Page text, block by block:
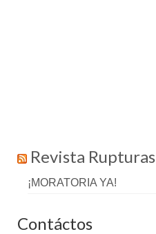
Revista Rupturas
¡MORATORIA YA!
Contáctos